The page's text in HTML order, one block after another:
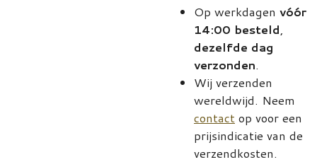
Op werkdagen vóór
14:00 besteld
dezelfde dag
verzonden.
Wij verzenden
wereldwijd. Neem
contact op voor een
prijsindicatie van de
verzendkosten.